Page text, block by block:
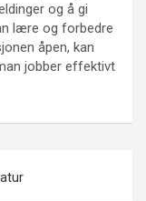
og å gi
lære og forbedre
åpen, kan
jobber effektivt